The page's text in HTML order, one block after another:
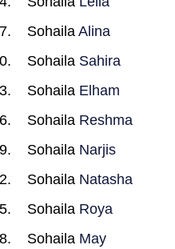
SohailaAlina
Sohaila Sahira
Sohaila Elham
Sohaila Reshma
Sohaila Narjis
Sohaila Natasha
Sohaila Roya
Sohaila May